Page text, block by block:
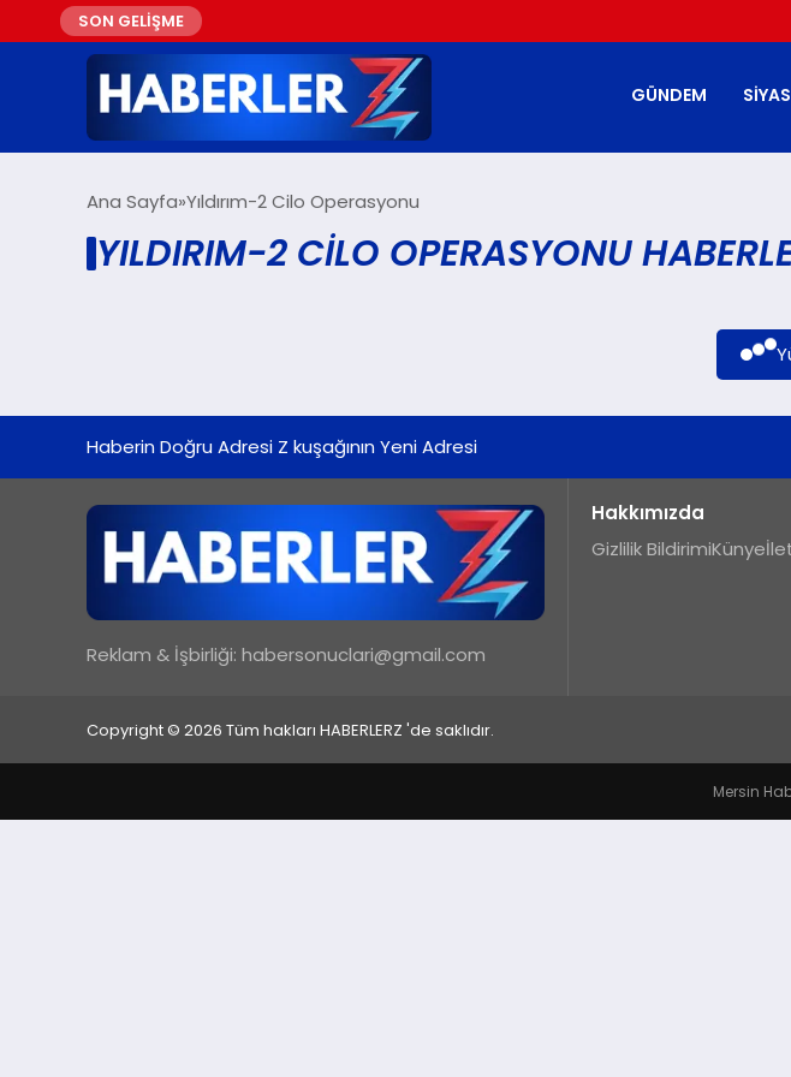
SON GELİŞME
GÜNDEM
Ana Sayfa Yıldırım-2 Cilo Operasyonu
YILDIRIM-2 CILO OPERASYONU
Haberin Doğru Adresi Z kuşağının Yeni Adresi
Reklam & İşbirliği: habersonuclari@gmail.com
Hakkımızda
Gizlilik BildirimiKünye
Copyright © 2026 Tüm hakları HABERLERZ 'de saklıdır.
Mersin